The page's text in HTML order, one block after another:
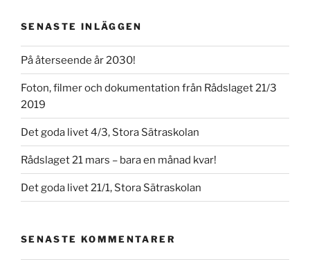
SENASTE INLÄGGEN
På återseende år 2030!
Foton, filmer och dokumentation från Rådslaget 21/3
2019
Det goda livet 4/3, Stora Sätraskolan
Rådslaget 21 mars – bara en månad kvar!
Det goda livet 21/1, Stora Sätraskolan
SENASTE KOMMENTARER